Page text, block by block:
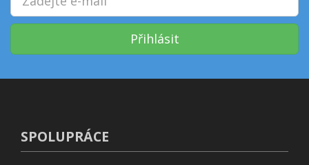
Přihlásit
SPOLUPRÁCE